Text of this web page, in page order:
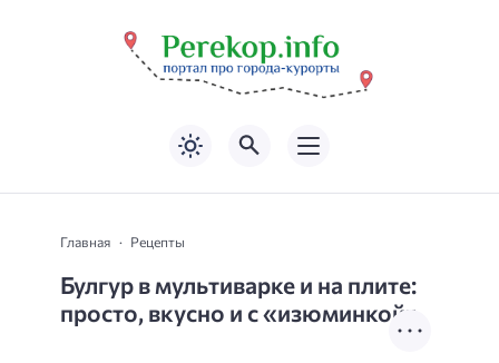
Главная Рецепты
Булгур в мультиварке и на плите:
просто, вкусно и с «изюминкой»